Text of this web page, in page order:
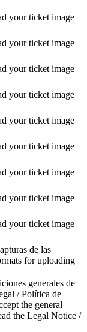
your ticket image
your ticket image
your ticket image
your ticket image
your ticket image
your ticket image
your ticket image
your ticket image
your ticket image
de las
for uploading
generales de
/ Política de
the general
the Legal Notice /